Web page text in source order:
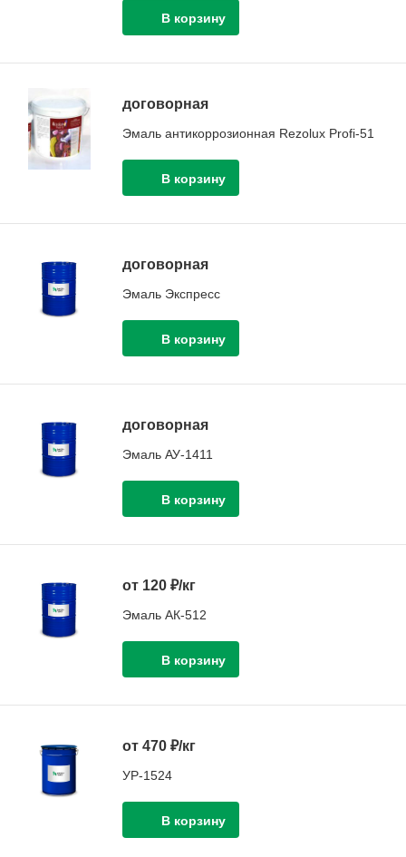
договорная
Эмаль антикоррозионная Rezolux Profi-51
договорная
Эмаль Экспресс
договорная
Эмаль АУ-1411
от 120 ₽/кг
Эмаль АК-512
от 470 ₽/кг
УР-1524